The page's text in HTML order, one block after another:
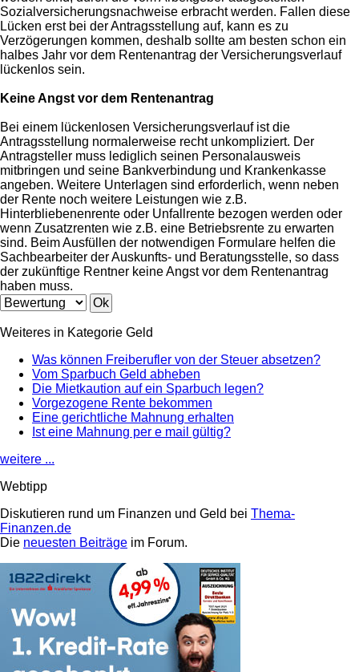
Sozialversicherungsnachweise erbracht werden. Fallen diese
Lücken erst bei der Antragsstellung auf, kann es zu
Verzögerungen kommen, deshalb sollte am besten schon ein
halbes Jahr vor dem Rentenantrag der Versicherungsverlauf
lückenlos sein.
Keine Angst vor dem Rentenantrag
Bei einem lückenlosen Versicherungsverlauf ist die
Antragsstellung normalerweise recht unkompliziert. Der
Antragsteller muss lediglich seinen Personalausweis
mitbringen und seine Bankverbindung und Krankenkasse
angeben. Weitere Unterlagen sind erforderlich, wenn neben
der Rente noch weitere Leistungen wie z.B.
Hinterbliebenenrente oder Unfallrente bezogen werden oder
wenn Zusatzrenten wie z.B. eine Betriebsrente zu erwarten
sind. Beim Ausfüllen der notwendigen Formulare helfen die
Sachbearbeiter der Auskunfts- und Beratungsstelle, so dass
der zukünftige Rentner keine Angst vor dem Rentenantrag
haben muss.
Weiteres in Kategorie Geld
Was können Freiberufler von der Steuer absetzen?
Vom Sparbuch Geld abheben
Die Mietkaution auf ein Sparbuch legen?
Vorgezogene Rente bekommen
Eine gerichtliche Mahnung erhalten
Ist eine Mahnung per e mail gültig?
weitere ...
Webtipp
Diskutieren rund um Finanzen und Geld bei Thema-
Finanzen.de
Die neuesten Beiträge im Forum.